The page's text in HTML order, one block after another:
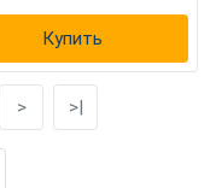
Купить
> >|